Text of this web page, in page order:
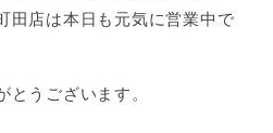
田店は本日も元気に営業中で
とうございます。